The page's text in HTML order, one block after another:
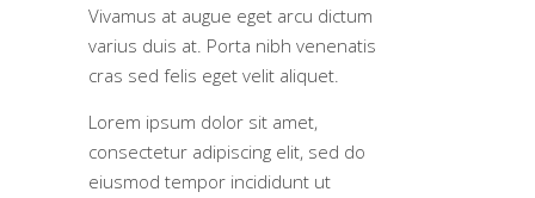
Vivamus at augue eget arcu dictum
varius duis at. Porta nibh venenatis
cras sed felis eget velit aliquet.
Lorem ipsum dolor sit amet,
consectetur adipiscing elit, sed do
eiusmod tempor incididunt ut